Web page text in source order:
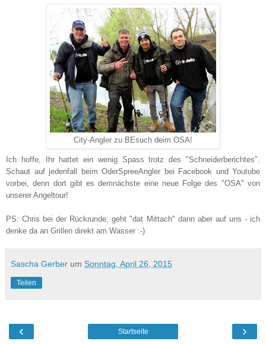
City-Angler zu BEsuch deim OSA!
Ich hoffe, Ihr hattet ein wenig Spass trotz des "Schneiderberichtes".
Schaut auf jedenfall beim OderSpreeAngler bei Facebook und Youtube
vorbei, denn dort gibt es demnächste eine neue Folge des "OSA" von
unserer Angeltour!
PS: Chris bei der Rückrunde, geht "dat Mittach" dann aber auf uns - ich
denke da an Grillen direkt am Wasser :-)
Sascha Gerber um Sonntag, April 26, 2015
Teilen
‹ ›
Startseite